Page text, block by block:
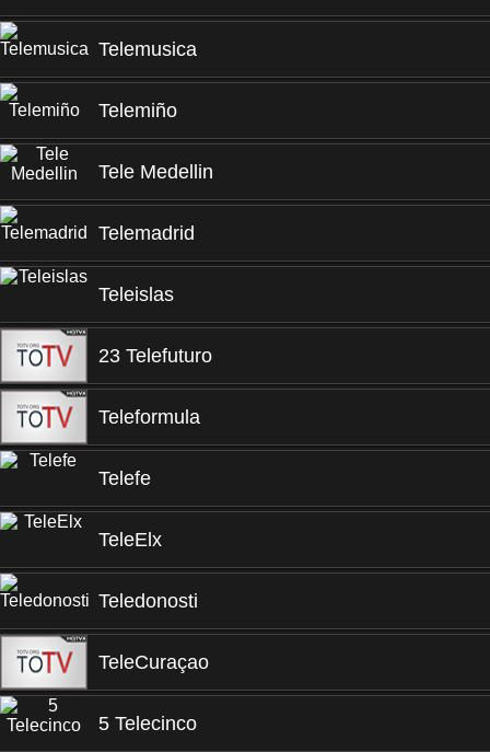
Telemusica
Telemiño
Tele Medellin
Telemadrid
Teleislas
23 Telefuturo
Teleformula
Telefe
TeleElx
Teledonosti
TeleCuraçao
5 Telecinco